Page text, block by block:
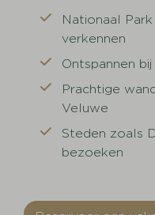
Nationaal
verkennen
Ontspannen
Prachtige
Veluwe
Steden zoals
bezoeken